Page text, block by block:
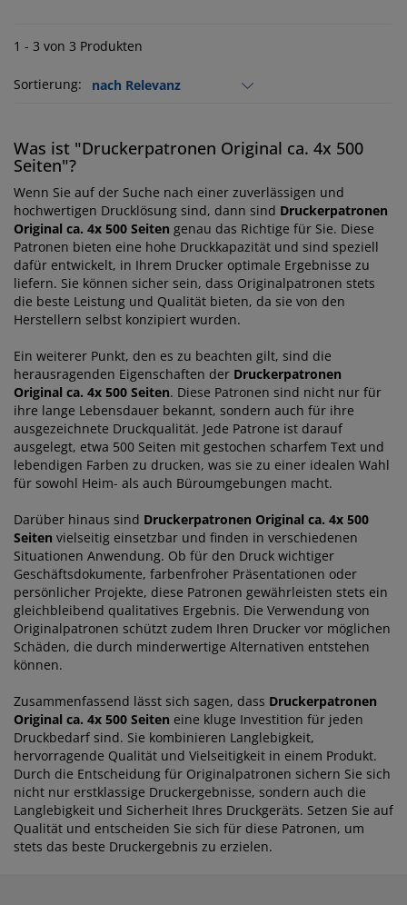
1 - 3 von 3 Produkten
Sortierung:
Was ist "Druckerpatronen Original ca. 4x 500
Seiten"?
Wenn Sie auf der Suche nach einer zuverlässigen und
hochwertigen Drucklösung sind, dann sind Druckerpatronen
Original ca. 4x 500 Seiten genau das Richtige für Sie. Diese
Patronen bieten eine hohe Druckkapazität und sind speziell
dafür entwickelt, in Ihrem Drucker optimale Ergebnisse zu
liefern. Sie können sicher sein, dass Originalpatronen stets
die beste Leistung und Qualität bieten, da sie von den
Herstellern selbst konzipiert wurden.
Ein weiterer Punkt, den es zu beachten gilt, sind die
herausragenden Eigenschaften der Druckerpatronen
Original ca. 4x 500 Seiten. Diese Patronen sind nicht nur für
ihre lange Lebensdauer bekannt, sondern auch für ihre
ausgezeichnete Druckqualität. Jede Patrone ist darauf
ausgelegt, etwa 500 Seiten mit gestochen scharfem Text und
lebendigen Farben zu drucken, was sie zu einer idealen Wahl
für sowohl Heim- als auch Büroumgebungen macht.
Darüber hinaus sind Druckerpatronen Original ca. 4x 500
Seiten vielseitig einsetzbar und finden in verschiedenen
Situationen Anwendung. Ob für den Druck wichtiger
Geschäftsdokumente, farbenfroher Präsentationen oder
persönlicher Projekte, diese Patronen gewährleisten stets ein
gleichbleibend qualitatives Ergebnis. Die Verwendung von
Originalpatronen schützt zudem Ihren Drucker vor möglichen
Schäden, die durch minderwertige Alternativen entstehen
können.
Zusammenfassend lässt sich sagen, dass Druckerpatronen
Original ca. 4x 500 Seiten eine kluge Investition für jeden
Druckbedarf sind. Sie kombinieren Langlebigkeit,
hervorragende Qualität und Vielseitigkeit in einem Produkt.
Durch die Entscheidung für Originalpatronen sichern Sie sich
nicht nur erstklassige Druckergebnisse, sondern auch die
Langlebigkeit und Sicherheit Ihres Druckgeräts. Setzen Sie auf
Qualität und entscheiden Sie sich für diese Patronen, um
stets das beste Druckergebnis zu erzielen.